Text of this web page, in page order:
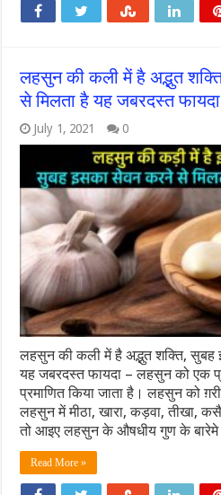
लहसुन की कली में है अद्भुत
से मिलता है यह जबरदस्त फायदा
July 1, 2021 0
लहसुन की कली में है अद्भुत शक्ति,
यह जबरदस्त फायदा – लहसुन को एक
प्रमाणित किया जाता है। लहसुन को
लहसुन में मीठा, खारा, कड़वा, तीखा,
तो आइए लहसुन के औषधीय गुण के
Read More »